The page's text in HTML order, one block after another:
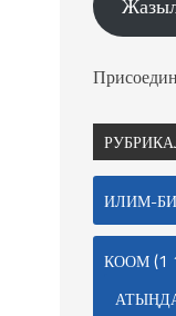
ИЛИМ-
КООМ(1